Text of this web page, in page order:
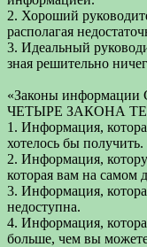
2. Хороший
располагая
3. Идеальный
зная решительно
«Законы информации
ЧЕТЫРЕ ЗАКОНА
1. Информация,
хотелось бы получить.
2. Информация,
которая вам на самом
3. Информация,
недоступна.
4. Информация,
больше, чем вы можете